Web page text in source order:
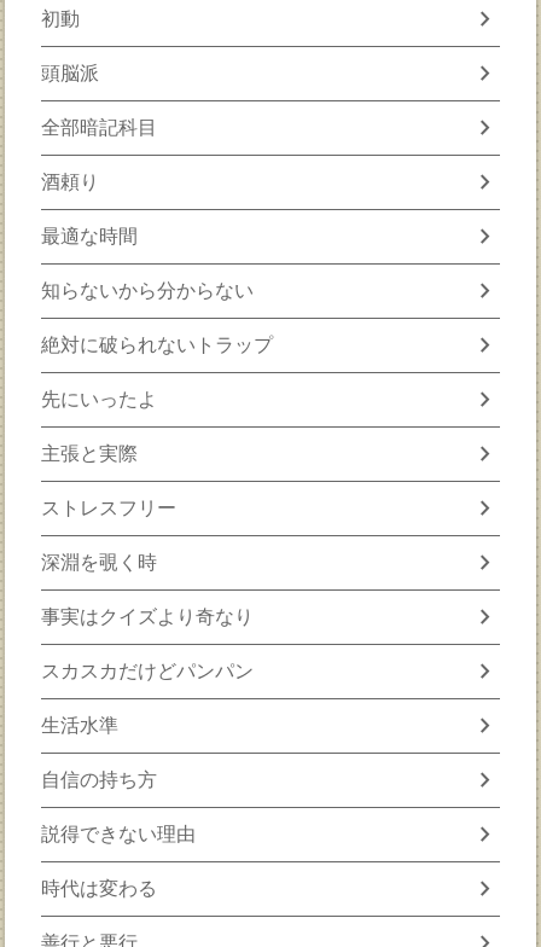
初動 chevron_right
頭脳派 chevron_right
全部暗記科目 chevron_right
酒頼り chevron_right
最適な時間 chevron_right
知らないから分からない chevron_right
絶対に破られないトラップ chevron_right
先にいったよ chevron_right
主張と実際 chevron_right
ストレスフリー chevron_right
深淵を覗く時 chevron_right
事実はクイズより奇なり chevron_right
スカスカだけどパンパン chevron_right
生活水準 chevron_right
自信の持ち方 chevron_right
説得できない理由 chevron_right
時代は変わる chevron_right
善行と悪行